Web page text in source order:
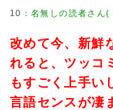
10 ：名無しの読者さん(
改めて今、新鮮
れると、ツッコ
もすごく上手い
言語センスが凄